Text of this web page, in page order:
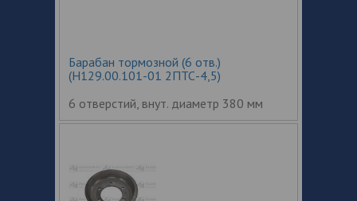
Барабан тормозной (6 отв.)
(Н129.00.101-01 2ПТС-4,5)
6 отверстий, внут. диаметр 380 мм